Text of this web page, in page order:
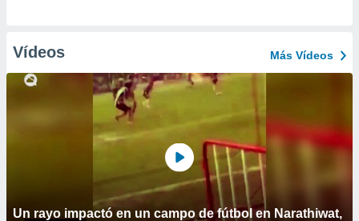
Vídeos Más Vídeos
Un rayo impactó en un campo de fútbol en Narathiwat,